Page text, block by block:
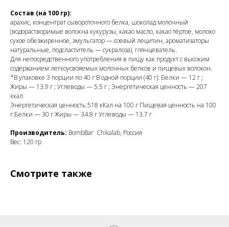
Состав (на 100 гр):
арахис, концентрат сывороточного белка, шоколад молочный
(водорастворимые волокна кукурузы, какао масло, какао тёртое, молоко
сухое обезжиренное, эмульгатор — соевый лецитин, ароматизаторы
натуральные, подсластитель — сукралоза), глянцеватель.
Для непосредственного употребления в пищу как продукт с высоким
содержанием легкоусвояемых молочных белков и пищевых волокон.
*В упаковке 3 порции по 40 г В одной порции (40 г): Белки — 12 г ;
Жиры — 13.9 г ; Углеводы — 5.5 г ; Энергетическая ценность — 207
ккал
Энергетическая ценность:518 кКал на 100 г Пищевая ценность на 100
г:Белки — 30 г Жиры — 34.8 г Углеводы — 13.7 г
Производитель: BombBar Chikalab, Россия
Вес: 120 гр
Смотрите также